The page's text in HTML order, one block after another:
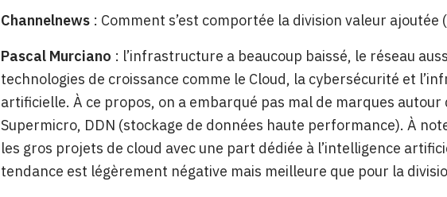
Channelnews : Comment s’est comportée la division valeur
Pascal Murciano : l’infrastructure a beaucoup baissé, le réseau
technologies de croissance comme le Cloud, la cybersécurité et
artificielle. À ce propos, on a embarqué pas mal de marques
Supermicro, DDN (stockage de données haute performance). À
les gros projets de cloud avec une part dédiée à l’intelligence
tendance est légèrement négative mais meilleure que pour la